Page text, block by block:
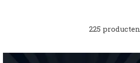
225 producten